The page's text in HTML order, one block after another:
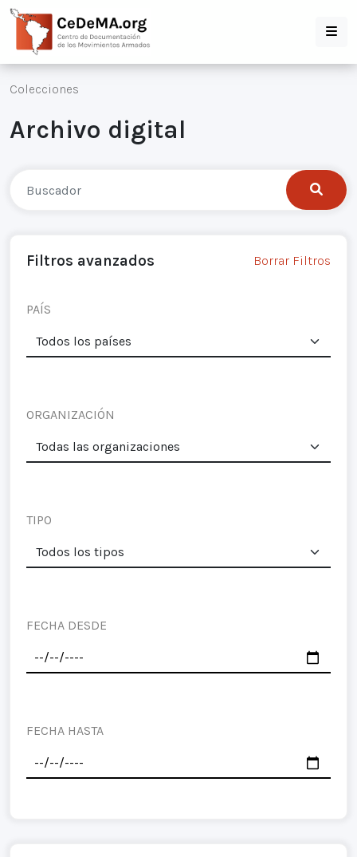
Colecciones
Archivo digital
Filtros avanzados Borrar Filtros
PAÍS
ORGANIZACIÓN
TIPO
FECHA DESDE
FECHA HASTA